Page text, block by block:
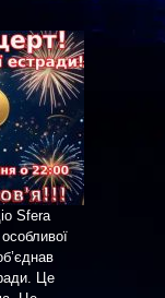
Sfera
Це